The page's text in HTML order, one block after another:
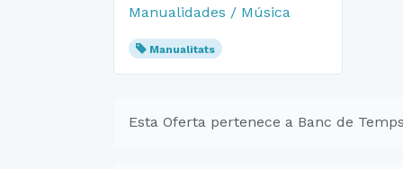
Manualidades / Música
Manualitats
Esta Oferta pertenece a Banc de